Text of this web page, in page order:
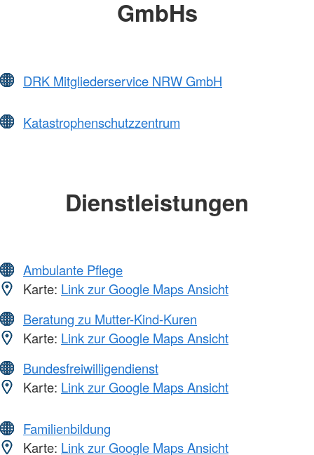
GmbHs
DRK Mitgliederservice NRW GmbH
Katastrophenschutzzentrum
Dienstleistungen
Ambulante Pflege
Karte: Link zur Google Maps Ansicht
Beratung zu Mutter-Kind-Kuren
Karte: Link zur Google Maps Ansicht
Bundesfreiwilligendienst
Karte: Link zur Google Maps Ansicht
Familienbildung
Karte: Link zur Google Maps Ansicht